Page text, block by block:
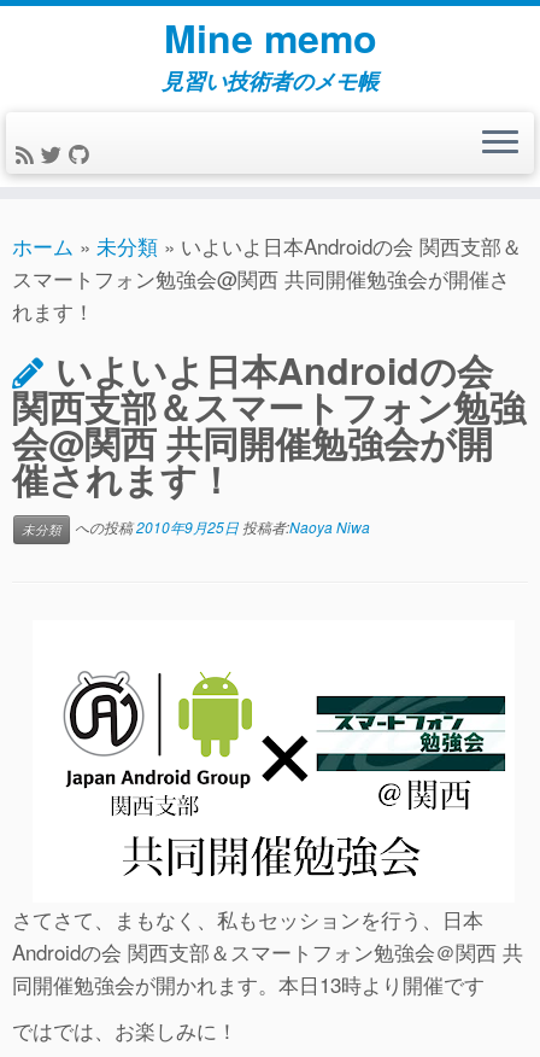
コ
ン
ツ
へ
キ
ッ
プ
Mine memo
見習い技術者のメモ帳
ホーム » 未分類 » いよいよ日本Androidの会 関西支部＆
スマートフォン勉強会@関西 共同開催勉強会が開催さ
れます！
いよいよ日本Androidの会
関西支部＆スマートフォン勉強
会@関西 共同開催勉強会が開
催されます！
未分類 への投稿2010年9月25日 投稿者:Naoya Niwa
さてさて、まもなく、私もセッションを行う、日本
Androidの会 関西支部＆スマートフォン勉強会＠関西 共
同開催勉強会が開かれます。本日13時より開催です
ではでは、お楽しみに！